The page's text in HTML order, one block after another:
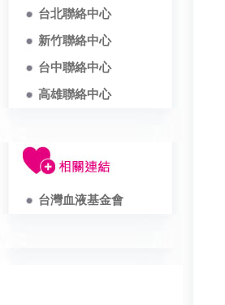
台北聯絡中心
新竹聯絡中心
台中聯絡中心
高雄聯絡中心
台灣血液基金會